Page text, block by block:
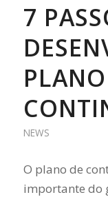
7
NEWS
O plano de
importante do